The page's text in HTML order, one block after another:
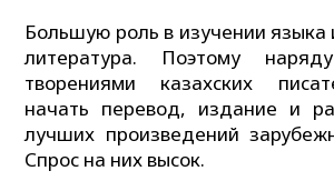
Большую роль в изучении языка
литература. Поэтому
творениями казахских
начать перевод, издание и
лучших произведений
Спрос на них высок.